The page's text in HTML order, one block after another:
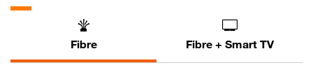
Fibre Fibre + Smart TV